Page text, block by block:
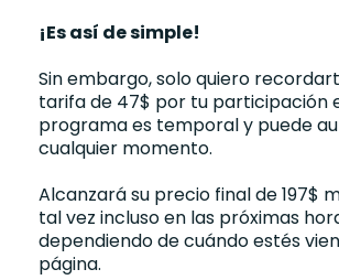
¡Es así de simple!
Sin embargo, solo quiero
tarifa de 47$ por tu participación
programa es temporal y puede
cualquier momento.
Alcanzará su precio final de 197$
tal vez incluso en las próximas
dependiendo de cuándo estés
página.